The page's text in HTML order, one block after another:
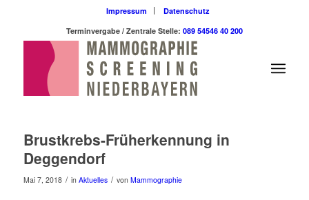
Impressum
Datenschutz
Terminvergabe / Zentrale Stelle: 089 54546 40 200
Brustkrebs-Früherkennung in
Deggendorf
Mai 7, 2018 / in Aktuelles / von Mammographie